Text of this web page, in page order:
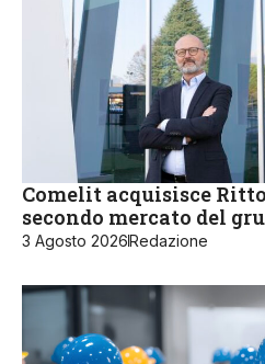
Comelit acquisisce
secondo mercato del
3 Agosto 2026Redazione